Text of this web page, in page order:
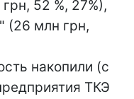
52 %, 27%),
(26 млн грн,
накопили (с
ТКЭ